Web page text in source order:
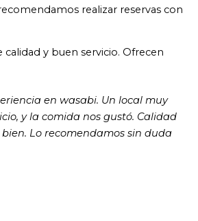
realizar reservas con
calidad y buen servicio. Ofrecen
en wasabi. Un local muy
y la comida nos gustó. Calidad
Lo recomendamos sin duda